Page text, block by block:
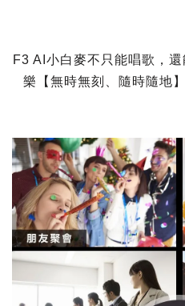
F3 AI小白麥不只能唱歌，
樂【無時無刻、隨時隨地